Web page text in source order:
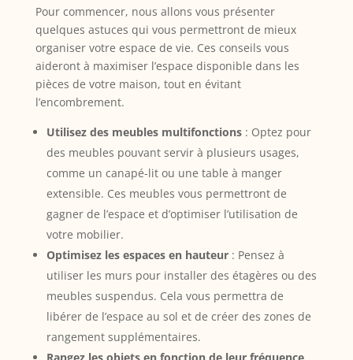
Pour commencer, nous allons vous présenter
quelques astuces qui vous permettront de mieux
organiser votre espace de vie. Ces conseils vous
aideront à maximiser l’espace disponible dans les
pièces de votre maison, tout en évitant
l’encombrement.
Utilisez des meubles multifonctions: Optez pour
des meubles pouvant servir à plusieurs usages,
comme un canapé-lit ou une table à manger
extensible. Ces meubles vous permettront de
gagner de l’espace et d’optimiser l’utilisation de
votre mobilier.
Optimisez les espaces en hauteur: Pensez à
utiliser les murs pour installer des étagères ou des
meubles suspendus. Cela vous permettra de
libérer de l’espace au sol et de créer des zones de
rangement supplémentaires.